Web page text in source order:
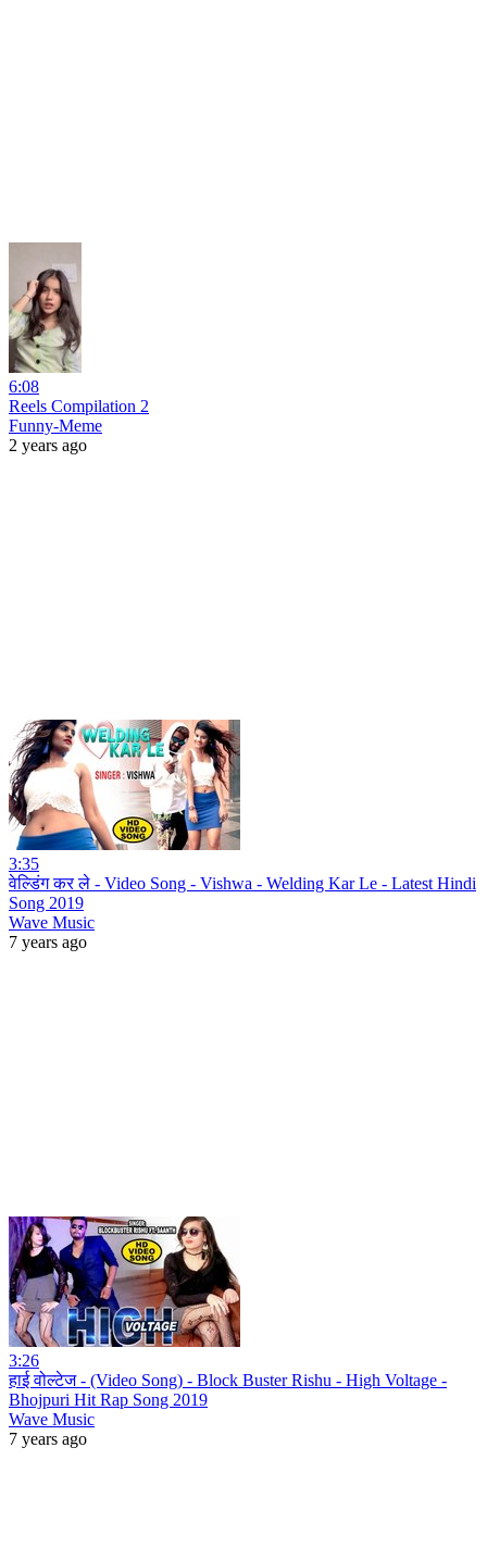
6:08
Reels Compilation 2
Funny-Meme
2 years ago
3:35
वेल्डिंग कर ले - Video Song - Vishwa - Welding Kar Le - Latest Hindi
Song 2019
Wave Music
7 years ago
3:26
हाई वोल्टेज - (Video Song) - Block Buster Rishu - High Voltage -
Bhojpuri Hit Rap Song 2019
Wave Music
7 years ago